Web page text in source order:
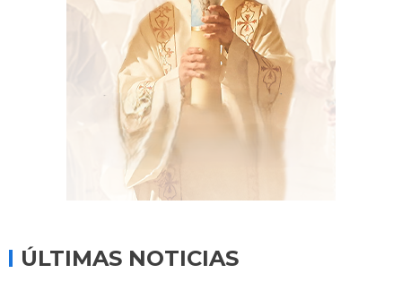
ÚLTIMAS NOTICIAS